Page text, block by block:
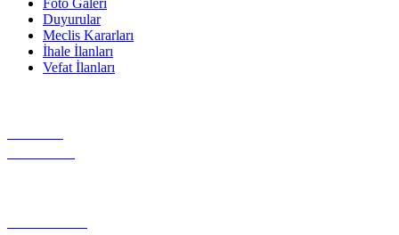
Foto Galeri
Duyurular
Meclis Kararları
İhale İlanları
Vefat İlanları